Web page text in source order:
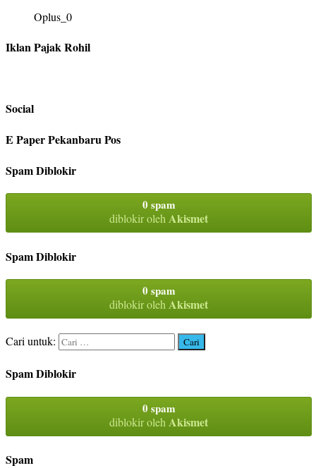
Oplus_0
Iklan Pajak Rohil
Social
E Paper Pekanbaru Pos
Spam Diblokir
0 spam
diblokir olehAkismet
Spam Diblokir
0 spam
diblokir oleh Akismet
Cari untuk:
Spam Diblokir
0 spam
diblokir oleh Akismet
Spam